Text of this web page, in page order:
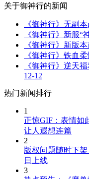
关于御神行的新闻
《御神行》无副
《御神行》新服“
《御神行》新版
《御神行》铁血
《御神行》逆天
12-12
热门新闻排行
1
正惊GIF：表情如
让人遐想连篇
2
版权问题随时下
日上线
3